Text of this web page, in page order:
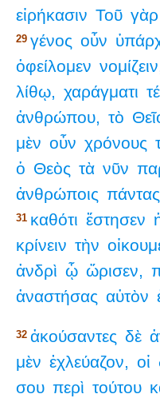
εἰρήκασιν Τοῦ γὰρ
29 γένος οὖν
ὀφείλομεν
λίθῳ, χαράγματι
ἀνθρώπου, τὸ
μὲν οὖν χρόνους
ὁ Θεὸς τὰ νῦν
ἀνθρώποις πάντας
31 καθότι ἔστησεν
κρίνειν τὴν
ἀνδρὶ ᾧ ὥρισεν,
ἀναστήσας αὐτὸν
32 ἀκούσαντες δὲ
μὲν ἐχλεύαζον, οἱ
σου περὶ τούτου